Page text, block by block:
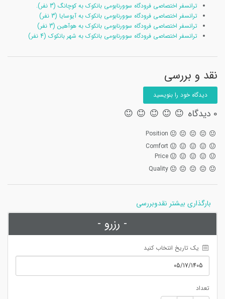
ترانسفر اختصاصی فرودگاه سوورنابومی بانکوک به کوچانگ (3 نفر).
ترانسفر اختصاصی فرودگاه سوورنابومی بانکوک به آیوسایا (3 نفر)
ترانسفر اختصاصی فرودگاه سوورنابومی بانکوک به هوآهین (3 نفر)
ترانسفر اختصاصی فرودگاه سوورنابومی بانکوک به شهر بانکوک (4 نفر)
نقد و بررسی
دیدگاه خود را بنویسید
0 دیدگاه
Position
Comfort
Price
Quality
بارگذاری بیشتر نقدوبررسی
- رزرو -
یک تاریخ انتخاب کنید
تعداد